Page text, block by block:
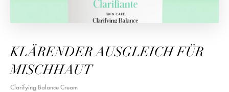
KLÄRENDER AUSGLEICH FÜR
MISCHHAUT
Clarifying Balance Cream